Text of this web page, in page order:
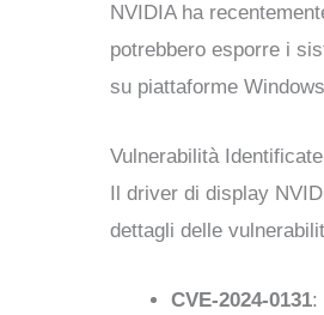
NVIDIA ha
potrebbero esporre i
su piattaforme
Vulnerabilità Identificate
Il driver di display
dettagli delle
CVE-2024-0131: